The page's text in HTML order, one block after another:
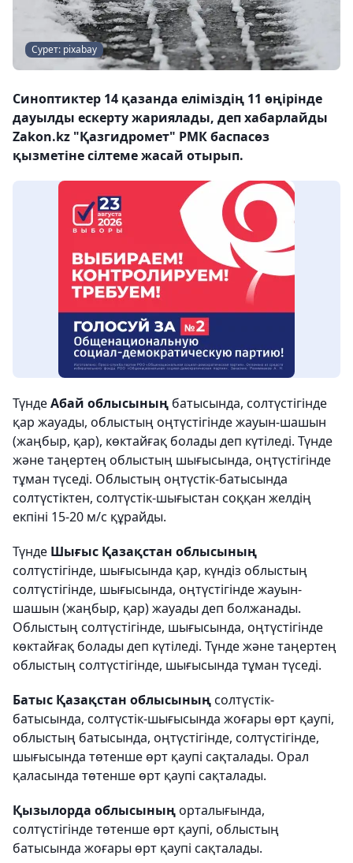
Сурет: pixabay
Синоптиктер 14 қазанда еліміздің 11 өңірінде
дауылды ескерту жариялады, деп хабарлайды
Zakon.kz "Қазгидромет" РМК баспасөз
қызметіне сілтеме жасай отырып.
ТүндеАбай облысының батысында, солтүстігінде
қар жауады, облыстың оңтүстігінде жауын-шашын
(жаңбыр, қар), көктайғақ болады деп күтіледі. Түнде
және таңертең облыстың шығысында, оңтүстігінде
тұман түседі. Облыстың оңтүстік-батысында
солтүстіктен, солтүстік-шығыстан соққан желдің
екпіні 15-20 м/с құрайды.
Түнде Шығыс Қазақстан облысының
солтүстігінде, шығысында қар, күндіз облыстың
солтүстігінде, шығысында, оңтүстігінде жауын-
шашын (жаңбыр, қар) жауады деп болжанады.
Облыстың солтүстігінде, шығысында, оңтүстігінде
көктайғақ болады деп күтіледі. Түнде және таңертең
облыстың солтүстігінде, шығысында тұман түседі.
Батыс Қазақстан облысыныңсолтүстік-
батысында, солтүстік-шығысында жоғары өрт қаупі,
облыстың батысында, оңтүстігінде, солтүстігінде,
шығысында төтенше өрт қаупі сақталады. Орал
қаласында төтенше өрт қаупі сақталады.
Қызылорда облысыныңорталығында,
солтүстігінде төтенше өрт қаупі, облыстың
батысында жоғары өрт қаупі сақталады.